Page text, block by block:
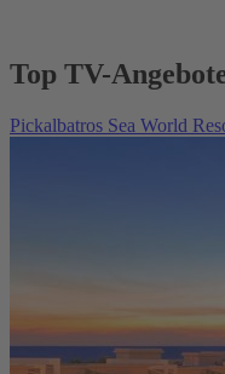
Top TV-
Pickalbatros Sea World